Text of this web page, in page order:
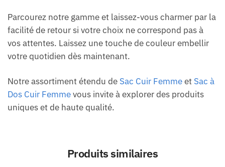
Parcourez notre gamme et laissez-vous charmer par la
facilité de retour si votre choix ne correspond pas à
vos attentes. Laissez une touche de couleur embellir
votre quotidien dès maintenant.
Notre assortiment étendu de Sac Cuir Femmeet Sac à
Dos Cuir Femmevous invite à explorer des produits
uniques et de haute qualité.
Produits similaires